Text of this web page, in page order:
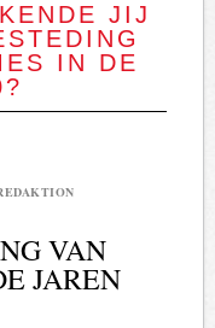
KENDE JIJ
IN DE
VAN
JAREN